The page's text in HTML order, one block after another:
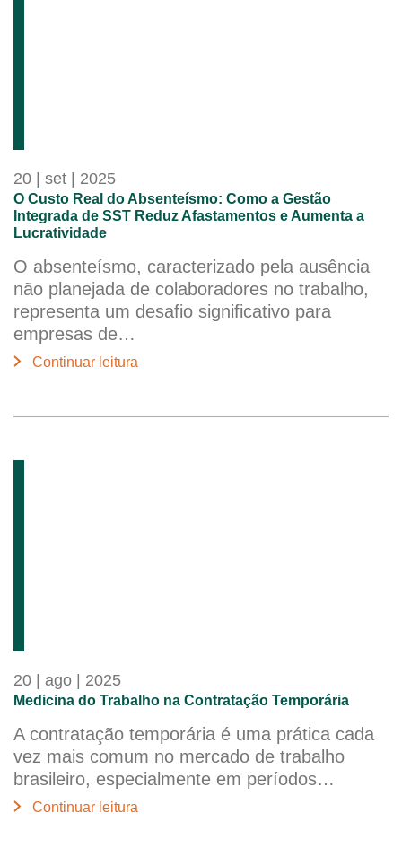
20 | set | 2025
O Custo Real do Absenteísmo: Como a Gestão
Integrada de SST Reduz Afastamentos e Aumenta a
Lucratividade
O absenteísmo, caracterizado pela ausência
não planejada de colaboradores no trabalho,
representa um desafio significativo para
empresas de…
Continuar leitura
20 | ago | 2025
Medicina do Trabalho na Contratação Temporária
A contratação temporária é uma prática cada
vez mais comum no mercado de trabalho
brasileiro, especialmente em períodos…
Continuar leitura